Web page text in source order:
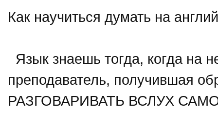
Как научиться думать на
Язык знаешь тогда, когда на
преподаватель, получившая
РАЗГОВАРИВАТЬ ВСЛУХ